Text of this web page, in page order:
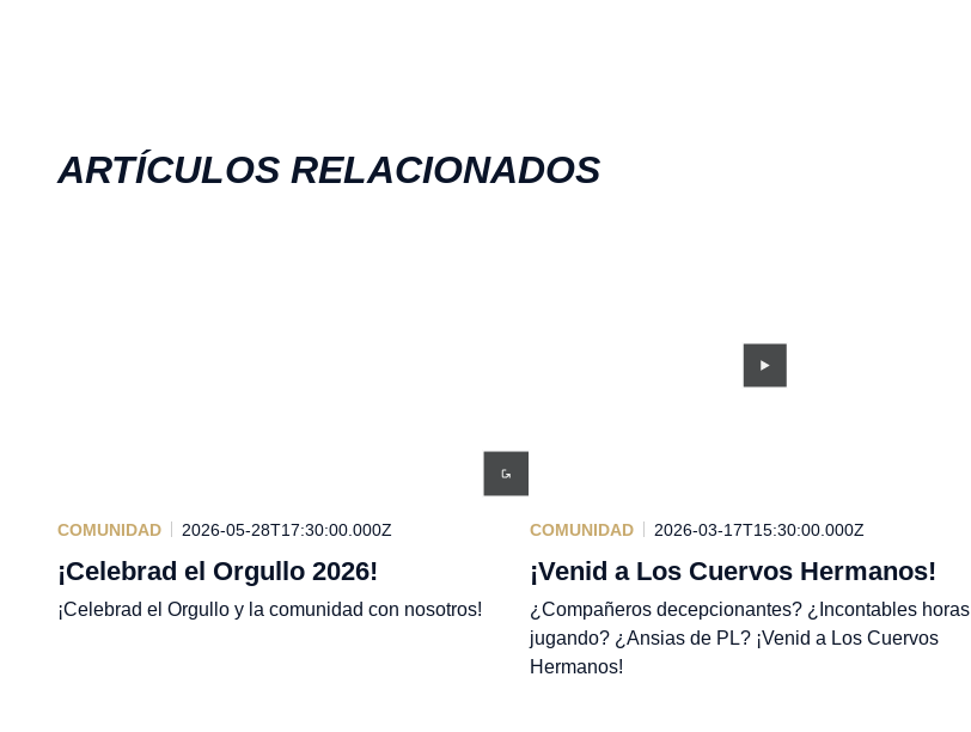
ARTÍCULOS RELACIONADOS
COMUNIDAD 2026-05-28T17:30:00.000Z
¡Celebrad el Orgullo 2026!
¡Celebrad el Orgullo y la comunidad con nosotros!
COMUNIDAD 2026-03-17T15:30:00.000Z
¡Venid a Los Cuervos Hermanos!
¿Compañeros decepcionantes? ¿Incontables horas
jugando? ¿Ansias de PL? ¡Venid a Los Cuervos
Hermanos!